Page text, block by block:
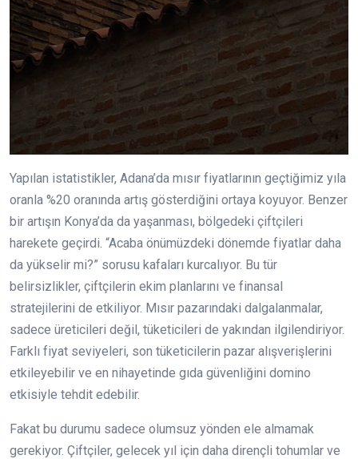
Yapılan istatistikler, Adana’da mısır fiyatlarının geçtiğimiz yıla
oranla %20 oranında artış gösterdiğini ortaya koyuyor. Benzer
bir artışın Konya’da da yaşanması, bölgedeki çiftçileri
harekete geçirdi. “Acaba önümüzdeki dönemde fiyatlar daha
da yükselir mi?” sorusu kafaları kurcalıyor. Bu tür
belirsizlikler, çiftçilerin ekim planlarını ve finansal
stratejilerini de etkiliyor. Mısır pazarındaki dalgalanmalar,
sadece üreticileri değil, tüketicileri de yakından ilgilendiriyor.
Farklı fiyat seviyeleri, son tüketicilerin pazar alışverişlerini
etkileyebilir ve en nihayetinde gıda güvenliğini domino
etkisiyle tehdit edebilir.
Fakat bu durumu sadece olumsuz yönden ele almamak
gerekiyor. Çiftçiler, gelecek yıl için daha dirençli tohumlar ve